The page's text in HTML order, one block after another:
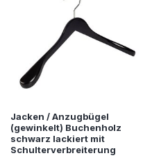
Jacken / Anzugbügel
(gewinkelt) Buchenholz
schwarz lackiert mit
Schulterverbreiterung